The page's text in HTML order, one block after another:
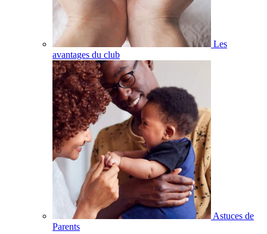
Les
avantages du club
Astuces de
Parents